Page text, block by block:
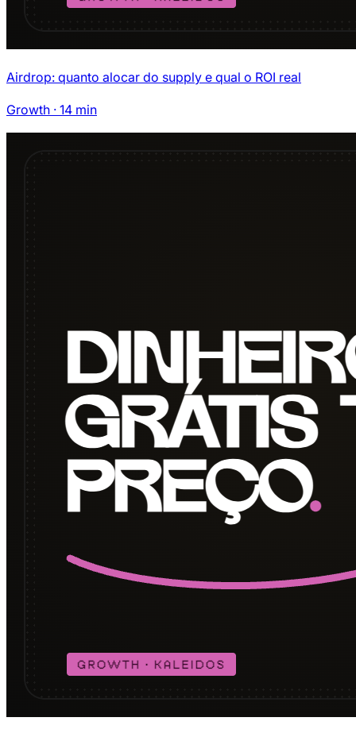
Airdrop: quanto alocar do supply e qual o ROI real
Growth · 14 min